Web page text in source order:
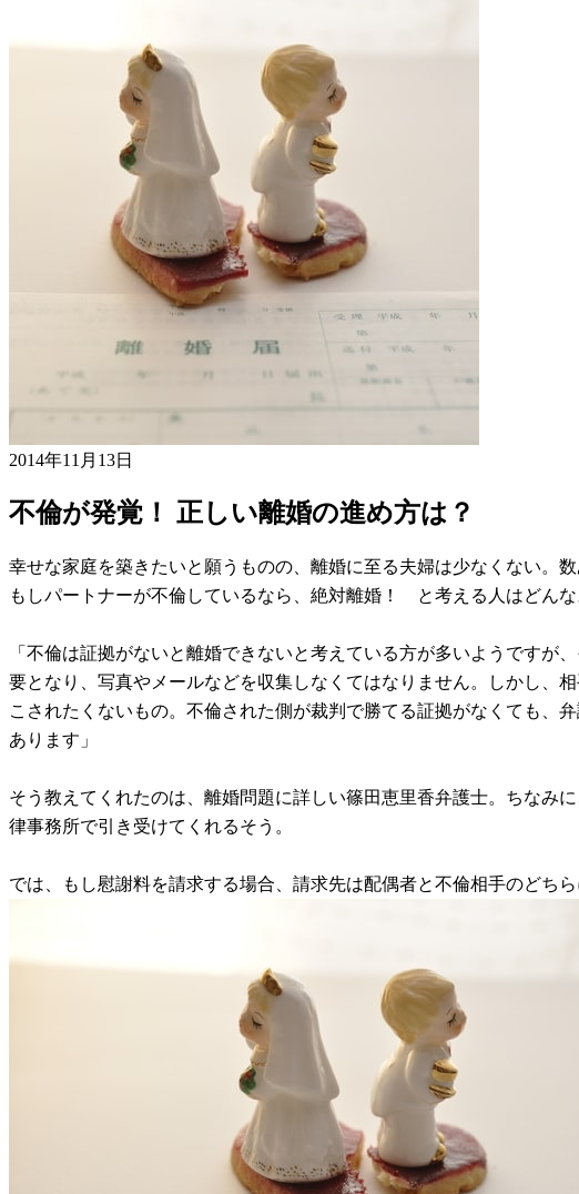
2014年11月13日
不倫が発覚！ 正しい離婚の進め方は？
幸せな家庭を築きたいと願うものの、離婚に至る夫婦は少なくない。
もしパートナーが不倫しているなら、絶対離婚！ と考える人はどん
「不倫は証拠がないと離婚できないと考えている方が多いようです
要となり、写真やメールなどを収集しなくてはなりません。しかし、
こされたくないもの。不倫された側が裁判で勝てる証拠がなくても、
あります」
そう教えてくれたのは、離婚問題に詳しい篠田恵里香弁護士。ちなみ
律事務所で引き受けてくれるそう。
では、もし慰謝料を請求する場合、請求先は配偶者と不倫相手のどち